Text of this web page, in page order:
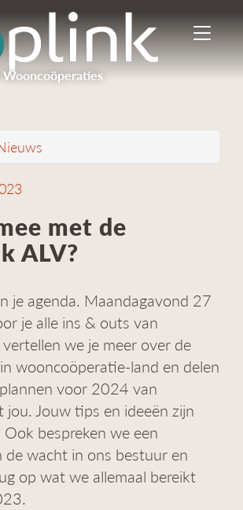
I
n
-
n
g
met de
ALV?
je agenda. Maandagavond 27
je alle ins & outs van
we je meer over de
wooncoöperatie-land en delen
voor 2024 van
jou. Jouw tips en ideeën zijn
bespreken we een
de wacht in ons bestuur en
op wat we allemaal bereikt